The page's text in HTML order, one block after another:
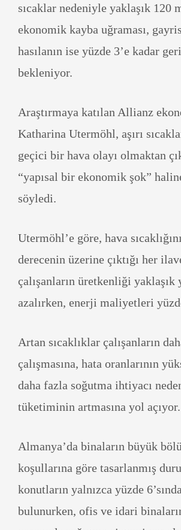
sıcaklar nedeniyle yaklaşık 120
ekonomik kayba uğraması,
hasılanın ise yüzde 3’e kadar
bekleniyor.
Araştırmaya katılan Allianz
Katharina Utermöhl, aşırı
geçici bir hava olayı olmaktan
“yapısal bir ekonomik şok”
söyledi.
Utermöhl’e göre, hava
derecenin üzerine çıktığı her
çalışanların üretkenliği yaklaşık
azalırken, enerji maliyetleri
Artan sıcaklıklar çalışanların
çalışmasına, hata oranlarının
daha fazla soğutma ihtiyacı
tüketiminin artmasına yol açıyor.
Almanya’da binaların büyük
koşullarına göre tasarlanmış
konutların yalnızca yüzde
bulunurken, ofis ve idari